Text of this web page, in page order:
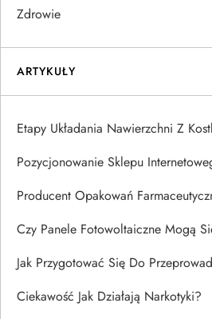
Zdrowie
ARTYKUŁY
Etapy Układania Nawierzchni Z
Pozycjonowanie Sklepu
Producent Opakowań
Czy Panele Fotowoltaiczne Mogą
Jak Przygotować Się Do
Ciekawość Jak Działają Narkotyki?